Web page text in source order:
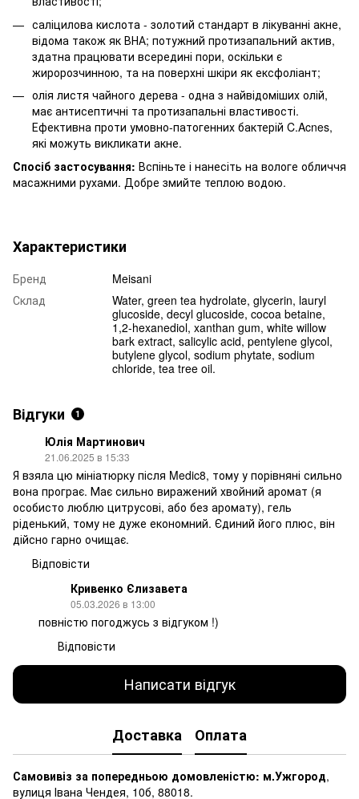
саліцилова кислота - золотий стандарт в лікуванні акне,
відома також як ВНА; потужний протизапальний актив,
здатна працювати всередині пори, оскільки є
жиророзчинною, та на поверхні шкіри як ексфоліант;
олія листя чайного дерева - одна з найвідоміших олій,
має антисептичні та протизапальні властивості.
Ефективна проти умовно-патогенних бактерій C.Acnes,
які можуть викликати акне.
Спосіб застосування: Вспіньте і нанесіть на вологе обличчя
масажними рухами. Добре змийте теплою водою.
Характеристики
Бренд
Meisani
Склад
Water, green tea hydrolate, glycerin, lauryl
glucoside, decyl glucoside, cocoa betaine,
1,2-hexanediol, xanthan gum, white willow
bark extract, salicylic acid, pentylene glycol,
butylene glycol, sodium phytate, sodium
chloride, tea tree oil.
Відгуки 1
Юлія Мартинович
21.06.2025 в 15:33
Я взяла цю мініатюрку після Medic8, тому у порівняні сильно
вона програє. Має сильно виражений хвойний аромат (я
особисто люблю цитрусові, або без аромату), гель
ріденький, тому не дуже економний. Єдиний його плюс, він
дійсно гарно очищає.
Відповісти
Кривенко Єлизавета
05.03.2026 в 13:00
повністю погоджусь з відгуком !)
Відповісти
Написати відгук
Доставка Оплата
Самовивіз за попередньою домовленістю: м.Ужгород,
вулиця Івана Чендея, 10б, 88018.